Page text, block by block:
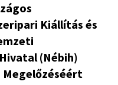
Kiállítás és
(Nébih)
Megelőzéséért